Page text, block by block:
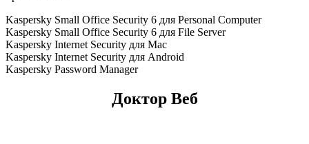
Kaspersky Small Office Security 6 для Personal Computer
Kaspersky Small Office Security 6 для File Server
Kaspersky Internet Security для Mac
Kaspersky Internet Security для Android
Kaspersky Password Manager
Доктор Веб